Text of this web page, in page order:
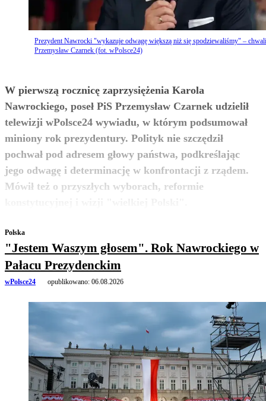
Prezydent Nawrocki "wykazuje odwagę większą niż się spodziewaliśmy" – chwali
Przemysław Czarnek (fot. wPolsce24)
W pierwszą rocznicę zaprzysiężenia Karola
Nawrockiego, poseł PiS Przemysław Czarnek udzielił
telewizji wPolsce24 wywiadu, w którym podsumował
miniony rok prezydentury. Polityk nie szczędził
pochwał pod adresem głowy państwa, podkreślając
jego odwagę i determinację w konfrontacji z rządem.
Mówił też o przyszłych wyborach, reformie
zobacz więcej
Polska
"Jestem Waszym głosem". Rok Nawrockiego w
Pałacu Prezydenckim
wPolsce24 opublikowano: 06.08.2026